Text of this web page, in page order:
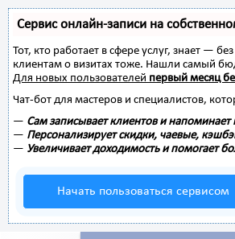
Сервис онлайн-записи на
Тот, кто работает в сфере услуг, знает —
клиентам о визитах тоже. Нашли самый
Для новых пользователей первый месяц
Чат-бот для мастеров и специалистов,
— Сам записывает клиентов и напоминает
— Персонализирует скидки, чаевые,
— Увеличивает доходимость и помогает
Начать пользоваться сервисом